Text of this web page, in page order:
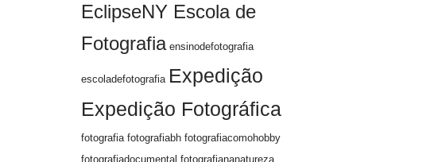
EclipseNY Escola de
Fotografia ensinodefotografia
escoladefotografia Expedição
Expedição Fotográfica
fotografia fotografiabh fotografiacomohobby
fotografiadocumental fotografiananatureza